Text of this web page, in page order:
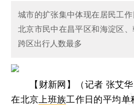
城市的扩张集中体现在居民工作
北京市民中在昌平区和海淀区
跨区出行人数最多
【财新网】（记者 张艾华
在北京 上班族工作日的平均单